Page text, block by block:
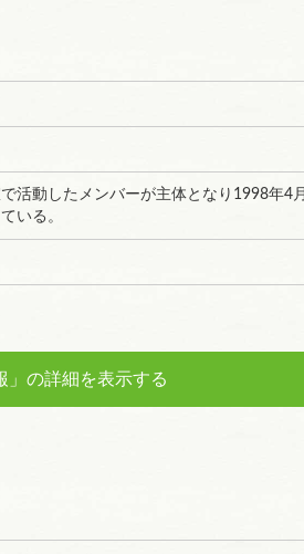
活動したメンバーが主体となり1998年4
いる。
の詳細を表示する